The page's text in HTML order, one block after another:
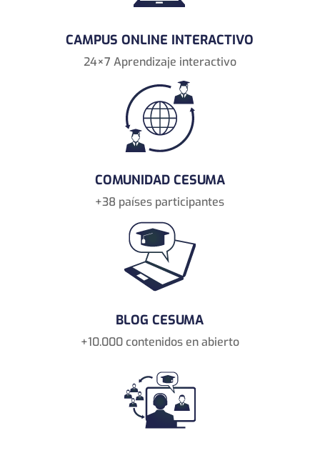
CAMPUS ONLINE INTERACTIVO
24×7 Aprendizaje interactivo
COMUNIDAD CESUMA
+38 países participantes
BLOG CESUMA
+10.000 contenidos en abierto